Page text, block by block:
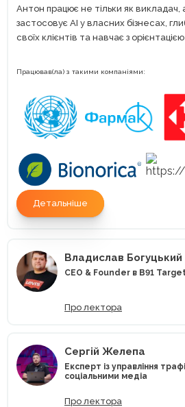
Антон працює не тільки як викладач,
застосовує AI у власних бізнесах,
своїх клієнтів та навчає з
Працював(ла) з такими компаніями:
Детальніше
Владислав Богуцький
CEO & Founder в B91
Про лектора
Сергій Желепа
Експерт із управління
соціальними медіа
Про лектора